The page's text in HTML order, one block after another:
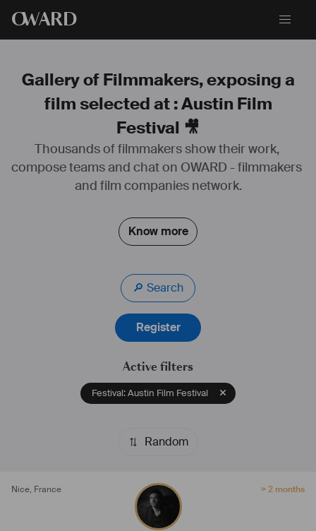
OWARD
Gallery of Filmmakers, exposing a
film selected at : Austin Film
Festival 🎥
Thousands of filmmakers show their work,
compose teams and chat on OWARD - filmmakers
and film companies network.
Know more
🔎 Search
Register
Active filters
Festival: Austin Film Festival
Random
Nice, France > 2 months
#scénariste #réalisateur